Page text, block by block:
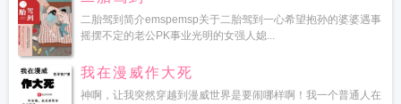
二胎驾到简介emspemsp关于二胎驾到一心希望抱孙的婆婆遇事
摇摆不定的老公PK事业光明的女强人媳...
我在漫威作大死
神啊，让我突然穿越到漫威世界是要闹哪样啊！我一个普通人在